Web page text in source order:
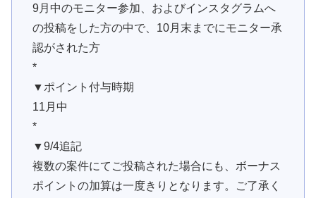
9月中のモニター参加、およびインスタグラムへ
の投稿をした方の中で、10月末までにモニター承
認がされた方
*
▼ポイント付与時期
11月中
*
▼9/4追記
複数の案件にてご投稿された場合にも、ボーナス
ポイントの加算は一度きりとなります。ご了承く